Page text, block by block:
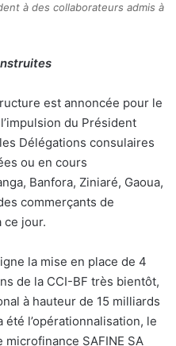
à des collaborateurs admis à
est annoncée pour le
du Président
Délégations consulaires
ou en cours
Banfora, Ziniaré, Gaoua,
commerçants de
ce jour.
la mise en place de 4
de la CCI-BF très bientôt,
à hauteur de 15 milliards
été l’opérationnalisation, le
microfinance SAFINE SA